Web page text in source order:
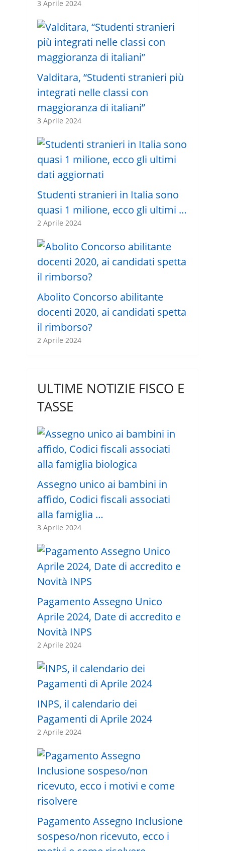
3 Aprile 2024
Valditara, “Studenti stranieri più
integrati nelle classi con
maggioranza di italiani”
3 Aprile 2024
Studenti stranieri in Italia sono
quasi 1 milione, ecco gli ultimi …
2 Aprile 2024
Abolito Concorso abilitante
docenti 2020, ai candidati spetta
il rimborso?
2 Aprile 2024
ULTIME NOTIZIE FISCO E
TASSE
Assegno unico ai bambini in
affido, Codici fiscali associati
alla famiglia …
3 Aprile 2024
Pagamento Assegno Unico
Aprile 2024, Date di accredito e
Novità INPS
2 Aprile 2024
INPS, il calendario dei
Pagamenti di Aprile 2024
2 Aprile 2024
Pagamento Assegno Inclusione
sospeso/non ricevuto, ecco i